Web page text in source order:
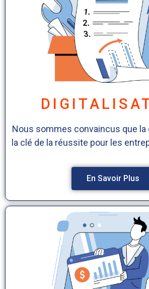
Nous sommes convaincus que
la clé de la réussite pour les
En Savoir Plus